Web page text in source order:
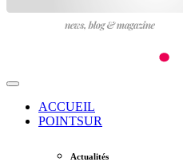
ACCUEIL
POINTSUR
Actualités